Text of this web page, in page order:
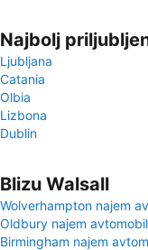
Najbolj
Ljubljana
Catania
Olbia
Lizbona
Dublin
Blizu Walsall
Wolverhampton najem
Oldbury najem
Birmingham najem